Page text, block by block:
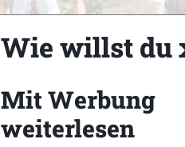
7
Wie willst du
Mit Werbung
weiterlesen